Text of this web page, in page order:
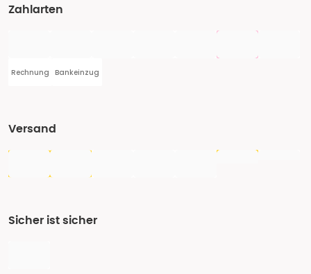
Zahlarten
Rechnung Bankeinzug
Versand
Sicher ist sicher